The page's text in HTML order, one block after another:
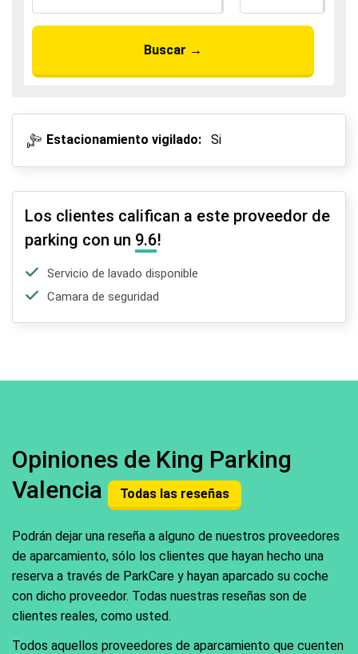
Buscar →
Estacionamiento vigilado: Si
Los clientes califican a este proveedor de
parking con un 9.6!
Servicio de lavado disponible
Camara de seguridad
Opiniones de King Parking
Valencia
Todas las reseñas
Podrán dejar una reseña a alguno de nuestros proveedores
de aparcamiento, sólo los clientes que hayan hecho una
reserva a través de ParkCare y hayan aparcado su coche
con dicho proveedor. Todas nuestras reseñas son de
clientes reales, como usted.
Todos aquellos proveedores de aparcamiento que cuenten